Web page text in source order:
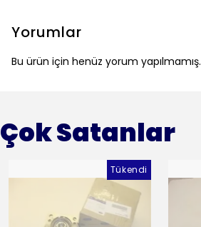
Yorumlar
Bu ürün için henüz yorum yapılmamış.
Çok Satanlar
Tükendi